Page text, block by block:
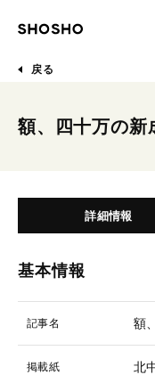
戻る
額、四十万の新
詳細情報
基本情報
記事名 額
掲載紙 北